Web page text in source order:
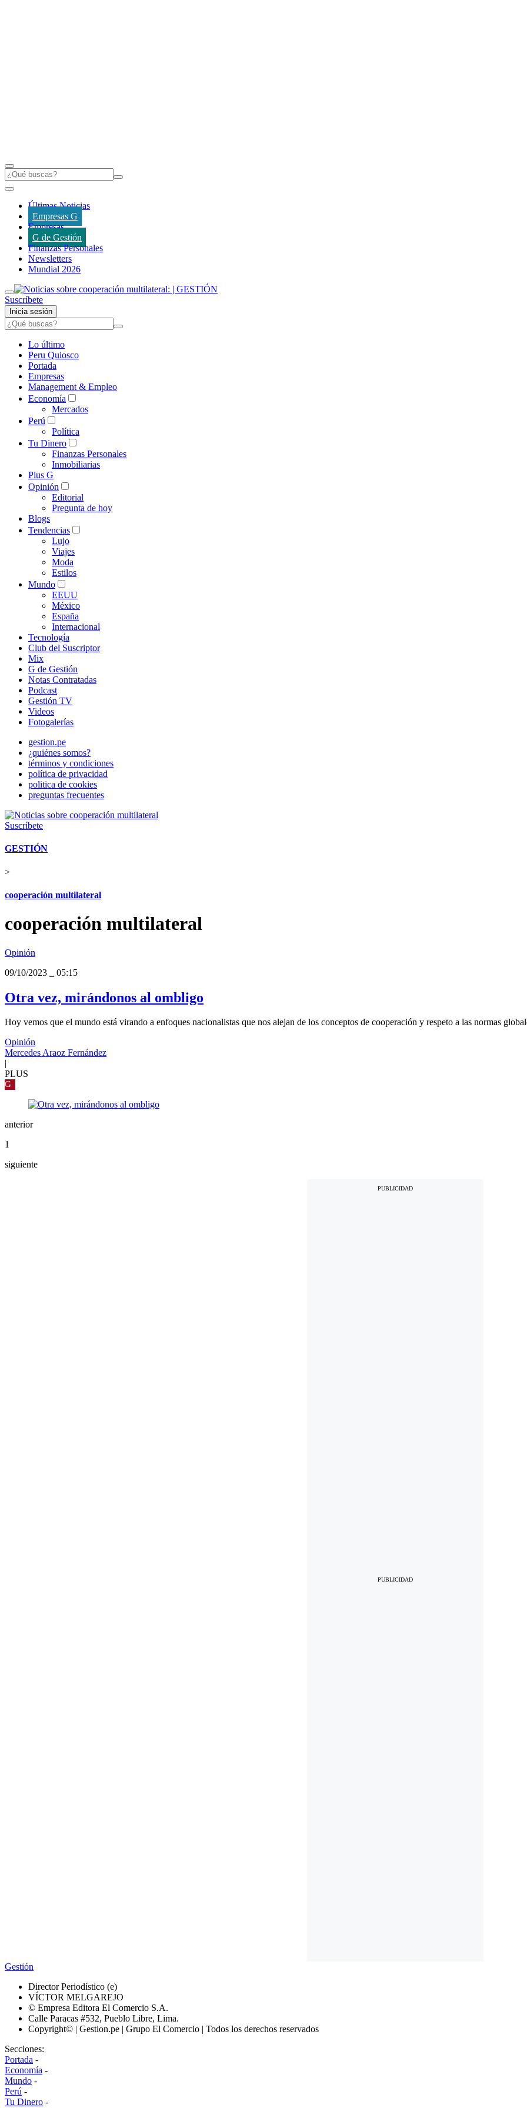
Últimas Noticias
Empresas G
Empresas
G de Gestión
Finanzas Personales
Newsletters
Mundial 2026
Suscríbete
Inicia sesión
Lo último
Peru Quiosco
Portada
Empresas
Management & Empleo
Economía
Mercados
Perú
Política
Tu Dinero
Finanzas Personales
Inmobiliarias
Plus G
Opinión
Editorial
Pregunta de hoy
Blogs
Tendencias
Lujo
Viajes
Moda
Estilos
Mundo
EEUU
México
España
Internacional
Tecnología
Club del Suscriptor
Mix
G de Gestión
Notas Contratadas
Podcast
Gestión TV
Videos
Fotogalerías
gestion.pe
¿quiénes somos?
términos y condiciones
política de privacidad
politica de cookies
preguntas frecuentes
Suscríbete
GESTIÓN
>
cooperación multilateral
cooperación multilateral
Opinión
09/10/2023
05:15
Otra vez, mirándonos al ombligo
Hoy vemos que el mundo está virando a enfoques nacionalistas que nos alejan de los conceptos de cooperación y respeto a las normas
Opinión
Mercedes Araoz Fernández
PLUS
G
anterior
1
siguiente
Gestión
Director Periodístico (e)
VÍCTOR MELGAREJO
© Empresa Editora El Comercio S.A.
Calle Paracas #532, Pueblo Libre, Lima.
Copyright© | Gestion.pe | Grupo El Comercio | Todos los derechos reservados
Secciones:
Portada -
Economía -
Mundo -
Perú -
Tu Dinero -